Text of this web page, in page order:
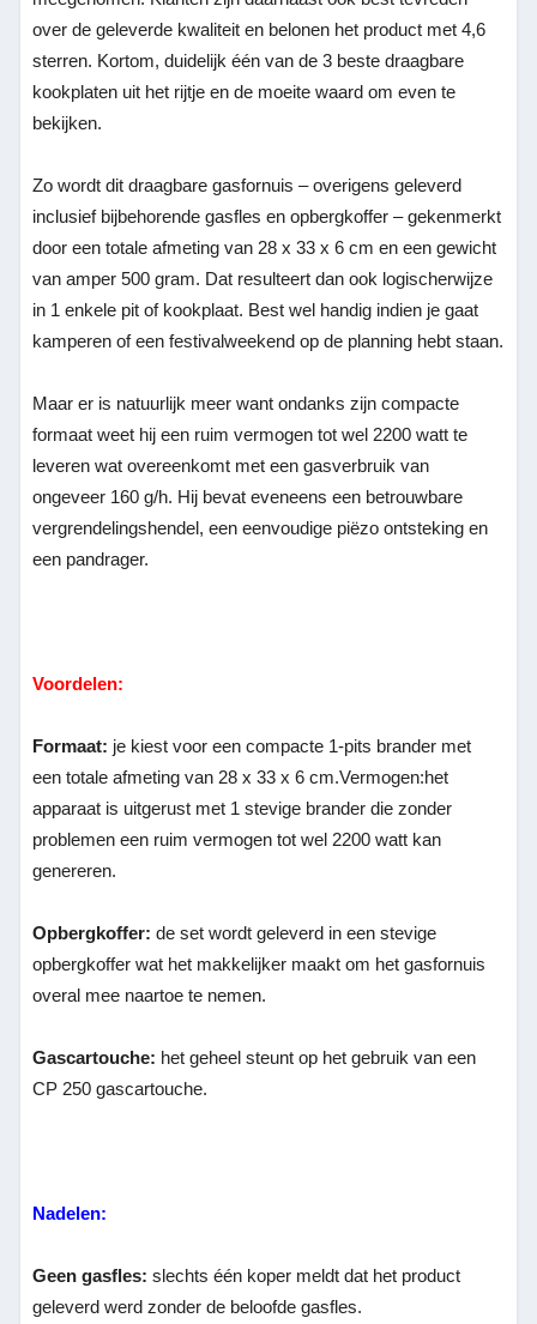
over de geleverde kwaliteit en belonen het product met 4,6
sterren. Kortom, duidelijk één van de 3 beste draagbare
kookplaten uit het rijtje en de moeite waard om even te
bekijken.
Zo wordt dit draagbare gasfornuis – overigens geleverd
inclusief bijbehorende gasfles en opbergkoffer – gekenmerkt
door een totale afmeting van 28 x 33 x 6 cm en een gewicht
van amper 500 gram. Dat resulteert dan ook logischerwijze
in 1 enkele pit of kookplaat. Best wel handig indien je gaat
kamperen of een festivalweekend op de planning hebt staan.
Maar er is natuurlijk meer want ondanks zijn compacte
formaat weet hij een ruim vermogen tot wel 2200 watt te
leveren wat overeenkomt met een gasverbruik van
ongeveer 160 g/h. Hij bevat eveneens een betrouwbare
vergrendelingshendel, een eenvoudige piëzo ontsteking en
een pandrager.
Voordelen:
Formaat: je kiest voor een compacte 1-pits brander met
een totale afmeting van 28 x 33 x 6 cm.Vermogen:het
apparaat is uitgerust met 1 stevige brander die zonder
problemen een ruim vermogen tot wel 2200 watt kan
genereren.
Opbergkoffer: de set wordt geleverd in een stevige
opbergkoffer wat het makkelijker maakt om het gasfornuis
overal mee naartoe te nemen.
Gascartouche: het geheel steunt op het gebruik van een
CP 250 gascartouche.
Nadelen:
Geen gasfles: slechts één koper meldt dat het product
geleverd werd zonder de beloofde gasfles.